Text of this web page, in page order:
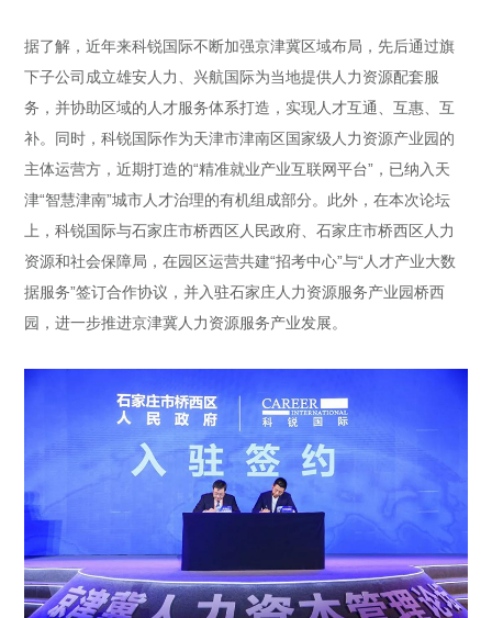
据了解，近年来科锐国际不断加强京津冀区域布局，先后通过旗
下子公司成立雄安人力、兴航国际为当地提供人力资源配套服
务，并协助区域的人才服务体系打造，实现人才互通、互惠、互
补。同时，科锐国际作为天津市津南区国家级人力资源产业园的
主体运营方，近期打造的“精准就业产业互联网平台”，已纳入天
津“智慧津南”城市人才治理的有机组成部分。此外，在本次论坛
上，科锐国际与石家庄市桥西区人民政府、石家庄市桥西区人力
资源和社会保障局，在园区运营共建“招考中心”与“人才产业大数
据服务”签订合作协议，并入驻石家庄人力资源服务产业园桥西
园，进一步推进京津冀人力资源服务产业发展。